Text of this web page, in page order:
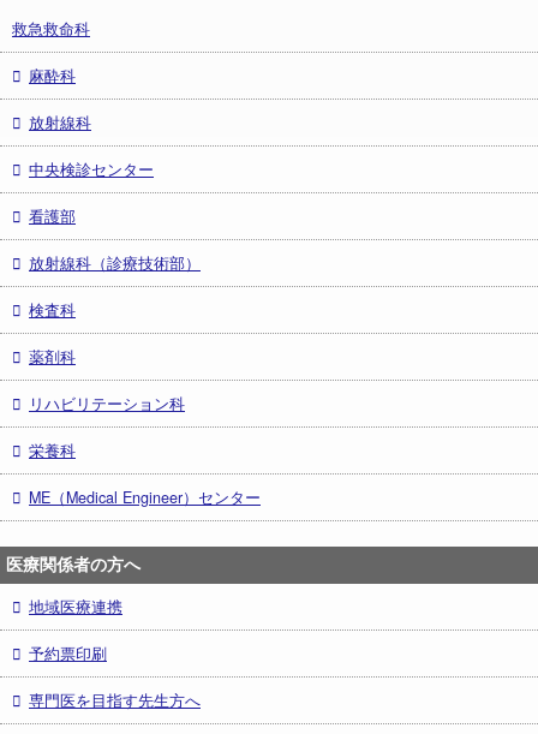
救急救命科
麻酔科
放射線科
中央検診センター
看護部
放射線科（診療技術部）
検査科
薬剤科
リハビリテーション科
栄養科
ME（Medical Engineer）センター
医療関係者の方へ
地域医療連携
予約票印刷
専門医を目指す先生方へ